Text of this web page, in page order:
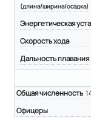
(длина/ширина/осадка)
Энергетическая
Скорость хода
Дальность плавания
Общая численность
Офицеры